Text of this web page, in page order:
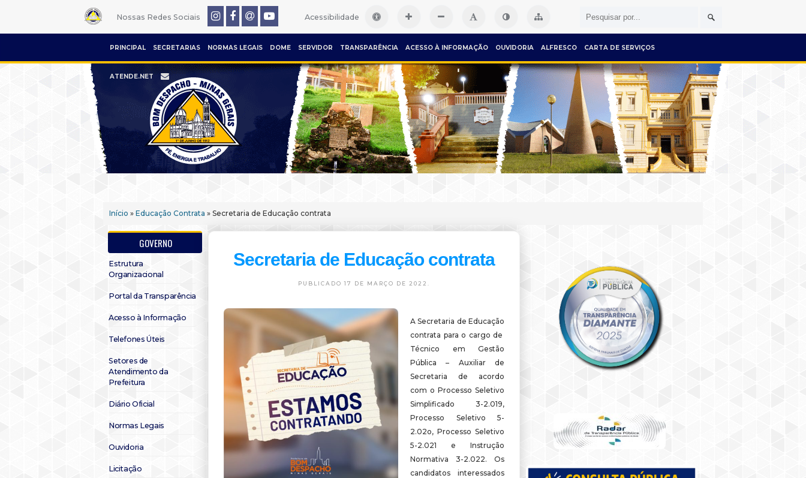
Nossas Redes Sociais Acessibilidade
PRINCIPAL SECRETARIAS NORMAS LEGAIS DOME SERVIDOR TRANSPARÊNCIA ACESSO À INFORMAÇÃO OUVIDORIA ALFRESCO CARTA DE SERVIÇOS
ATENDE.NET
Início » Educação Contrata » Secretaria de Educação contrata
GOVERNO
Estrutura
Organizacional
Portal da Transparência
Acesso à Informação
Telefones Úteis
Setores de
Atendimento da
Prefeitura
Diário Oficial
Normas Legais
Ouvidoria
Licitação
Secretaria de Educação contrata
PUBLICADO 17 DE MARÇO DE 2022.
A Secretaria de Educação
contrata para o cargo de
Técnico em Gestão
Pública – Auxiliar de
Secretaria de acordo
com o Processo Seletivo
Simplificado 3-2.019,
Processo Seletivo 5-
2.02o, Processo Seletivo
5-2.021 e Instrução
Normativa 3-2.022. Os
candidatos interessados